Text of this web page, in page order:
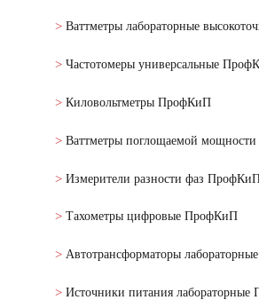
Ваттметры лабораторные
Частотомеры универсальные
Киловольтметры ПрофКиП
Ваттметры поглощаемой
Измерители разности фаз
Тахометры цифровые ПрофКиП
Автотрансформаторы
Источники питания